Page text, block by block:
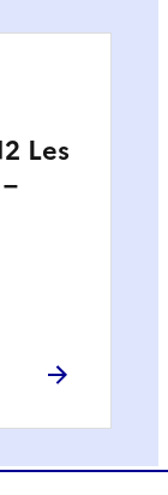
Les